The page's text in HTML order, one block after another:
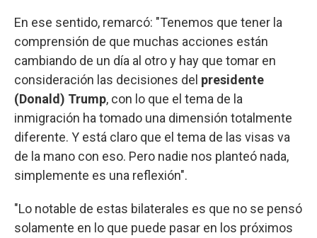
En ese sentido, remarcó: "Tenemos que tener la
comprensión de que muchas acciones están
cambiando de un día al otro y hay que tomar en
consideración las decisiones del presidente
(Donald) Trump, con lo que el tema de la
inmigración ha tomado una dimensión totalmente
diferente. Y está claro que el tema de las visas va
de la mano con eso. Pero nadie nos planteó nada,
simplemente es una reflexión".
"Lo notable de estas bilaterales es que no se pensó
solamente en lo que puede pasar en los próximos